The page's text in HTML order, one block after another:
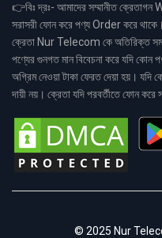
👉বিঃ দ্রঃ- আমাদের সম্মানীত
সরাসরী ফোন করে পণ্য Order করে
ক্রেতা Nur Telecom কে অতিরিক্ত
পণ্যের গুনগত মান বিবেচনা করে যদি কোন
অগ্রিম নেওয়া টাকা ফেরত দেয়া হয়।
দায়ী নয়। ক্রেতা যদি পরবর্তীতে ফোন করে
© 2025 Nur